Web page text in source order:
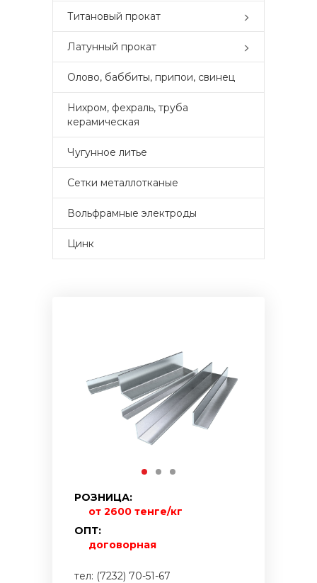
Титановый прокат
Латунный прокат
Олово, баббиты, припои, свинец
Нихром, фехраль, труба
керамическая
Чугунное литье
Сетки металлотканые
Вольфрамные электроды
Цинк
РОЗНИЦА:
от 2600 тенге/кг
ОПТ:
договорная
тел: (7232) 70-51-67